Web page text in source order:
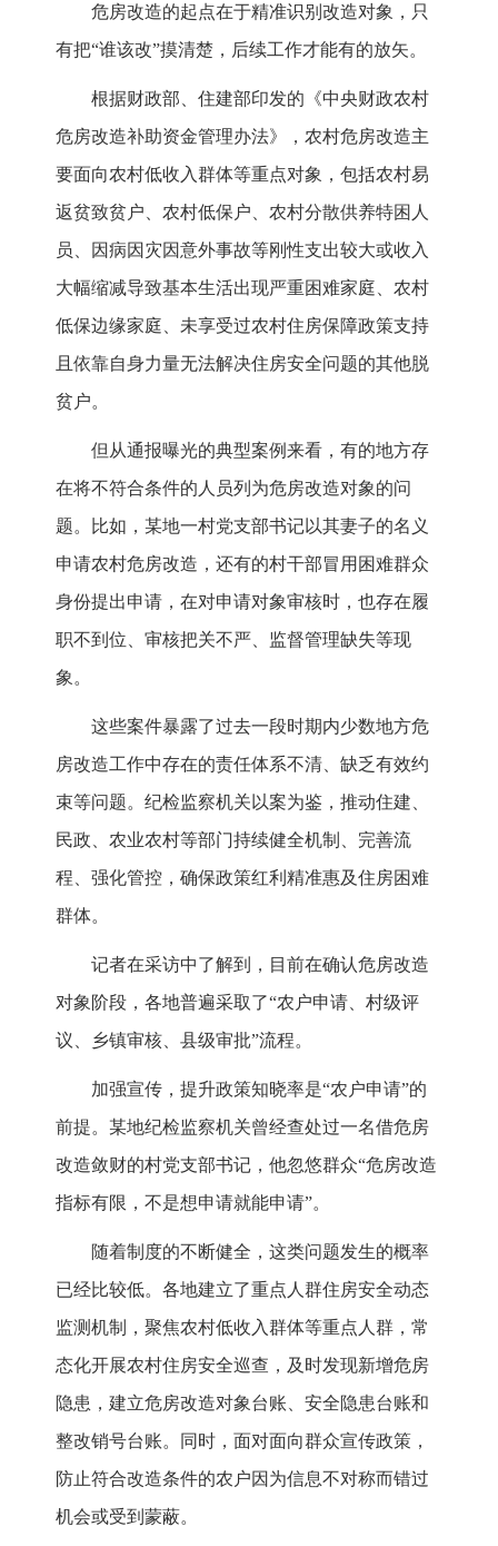
危房改造的起点在于精准识别改造对象，只
有把“谁该改”摸清楚，后续工作才能有的放矢。
根据财政部、住建部印发的《中央财政农村
危房改造补助资金管理办法》，农村危房改造主
要面向农村低收入群体等重点对象，包括农村易
返贫致贫户、农村低保户、农村分散供养特困人
员、因病因灾因意外事故等刚性支出较大或收入
大幅缩减导致基本生活出现严重困难家庭、农村
低保边缘家庭、未享受过农村住房保障政策支持
且依靠自身力量无法解决住房安全问题的其他脱
贫户。
但从通报曝光的典型案例来看，有的地方存
在将不符合条件的人员列为危房改造对象的问
题。比如，某地一村党支部书记以其妻子的名义
申请农村危房改造，还有的村干部冒用困难群众
身份提出申请，在对申请对象审核时，也存在履
职不到位、审核把关不严、监督管理缺失等现
象。
这些案件暴露了过去一段时期内少数地方危
房改造工作中存在的责任体系不清、缺乏有效约
束等问题。纪检监察机关以案为鉴，推动住建、
民政、农业农村等部门持续健全机制、完善流
程、强化管控，确保政策红利精准惠及住房困难
群体。
记者在采访中了解到，目前在确认危房改造
对象阶段，各地普遍采取了“农户申请、村级评
议、乡镇审核、县级审批”流程。
加强宣传，提升政策知晓率是“农户申请”的
前提。某地纪检监察机关曾经查处过一名借危房
改造敛财的村党支部书记，他忽悠群众“危房改造
指标有限，不是想申请就能申请”。
随着制度的不断健全，这类问题发生的概率
已经比较低。各地建立了重点人群住房安全动态
监测机制，聚焦农村低收入群体等重点人群，常
态化开展农村住房安全巡查，及时发现新增危房
隐患，建立危房改造对象台账、安全隐患台账和
整改销号台账。同时，面对面向群众宣传政策，
防止符合改造条件的农户因为信息不对称而错过
机会或受到蒙蔽。